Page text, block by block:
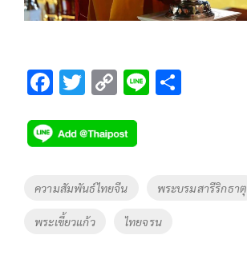
F
e
b
o
o
k
T
tt
er
C
p
y
Li
n
k
Li
Tags
ความสัมพันธ์ไทยจีน พระบรมสารีริกธาตุ
พระเขี้ยวแก้ว ไทยจรน